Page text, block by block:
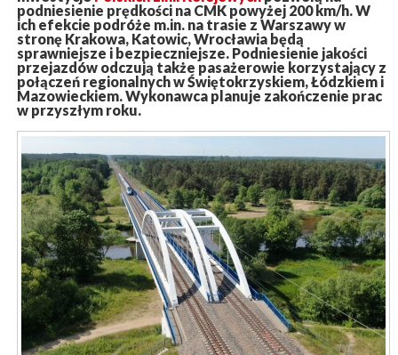
podniesienie prędkości na CMK powyżej 200 km/h. W
ich efekcie podróże m.in. na trasie z Warszawy w
stronę Krakowa, Katowic, Wrocławia będą
sprawniejsze i bezpieczniejsze. Podniesienie jakości
przejazdów odczują także pasażerowie korzystający z
połączeń regionalnych w Świętokrzyskiem, Łódzkiem i
Mazowieckiem. Wykonawca planuje zakończenie prac
w przyszłym roku.